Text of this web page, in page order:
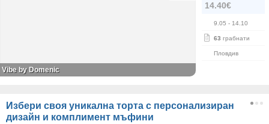
14.40€
9.05 - 14.10
63 грабнати
Пловдив
Vibe by Domenic
Избери своя уникална торта с персонализиран
дизайн и комплимент мъфини